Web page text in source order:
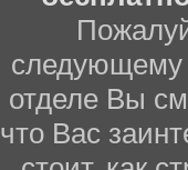
отделе Вы
что Вас